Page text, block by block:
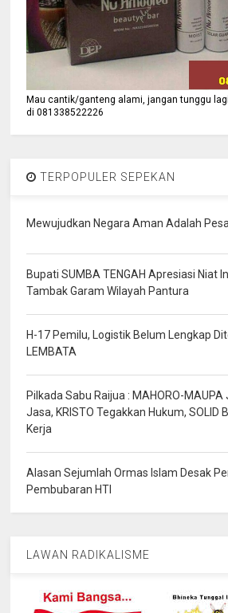
Mau cantik/ganteng alami, jangan tunggu
di 081338522226
TERPOPULER SEPEKAN
Mewujudkan Negara Aman Adalah
Bupati SUMBA TENGAH Apresiasi Niat
Tambak Garam Wilayah Pantura
H-17 Pemilu, Logistik Belum Lengkap
LEMBATA
Pilkada Sabu Raijua : MAHORO-MAUPA
Jasa, KRISTO Tegakkan Hukum, SOLID
Kerja
Alasan Sejumlah Ormas Islam Desak
Pembubaran HTI
LAWAN RADIKALISME